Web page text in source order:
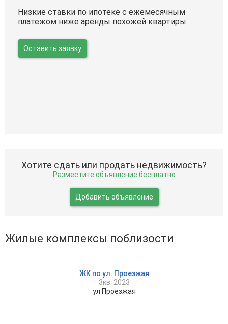
Низкие ставки по ипотеке с ежемесячным
платежом ниже аренды похожей квартиры.
Оставить заявку
Хотите сдать или продать недвижимость?
Разместите объявление бесплатно
Добавить объявление
Жилые комплексы поблизости
ЖК по ул. Проезжая
3кв. 2023
ул Проезжая